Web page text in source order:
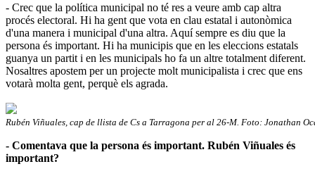
- Crec que la política municipal no té res a veure amb cap altra
procés electoral. Hi ha gent que vota en clau estatal i autonòmica
d'una manera i municipal d'una altra. Aquí sempre es diu que la
persona és important. Hi ha municipis que en les eleccions estatals
guanya un partit i en les municipals ho fa un altre totalment diferent.
Nosaltres apostem per un projecte molt municipalista i crec que ens
votarà molta gent, perquè els agrada.
Rubén Viñuales, cap de llista de Cs a Tarragona per al 26-M. Foto: Jonathan
- Comentava que la persona és important. Rubén Viñuales és
important?